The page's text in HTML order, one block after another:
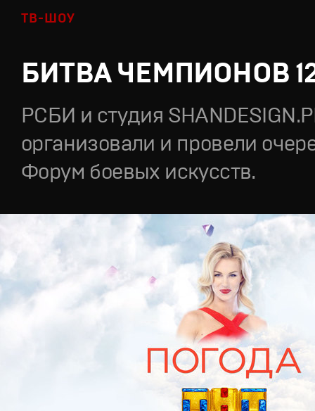
ТВ-ШОУ
БИТВА ЧЕМПИОНОВ
РСБИ и студия
организовали и провели
Форум боевых искусств.